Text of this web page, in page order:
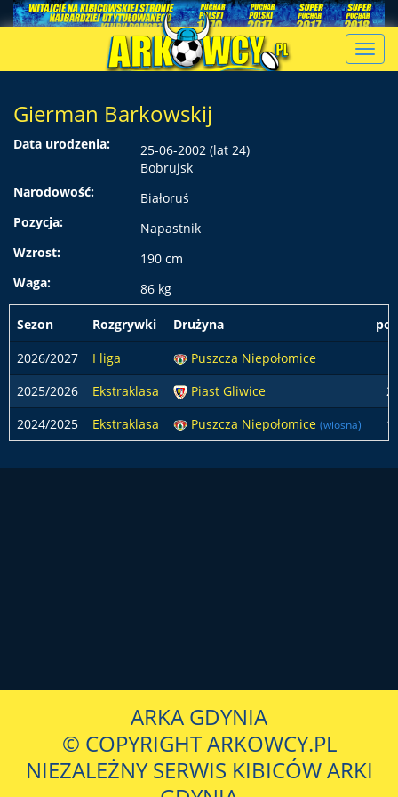
Gierman Barkowskij
Data urodzenia:
25-06-2002 (lat 24)
Bobrujsk
Narodowość:
Białoruś
Pozycja:
Napastnik
Wzrost:
190 cm
Waga:
86 kg
Sezon Rozgrywki Drużyna
2026/2027
I liga Puszcza Niepołomice
2025/2026
Ekstraklasa Piast Gliwice
2024/2025
Ekstraklasa Puszcza Niepołomice (wiosna)
ARKA GDYNIA
© COPYRIGHT ARKOWCY.PL
NIEZALEŻNY SERWIS KIBICÓW ARKI